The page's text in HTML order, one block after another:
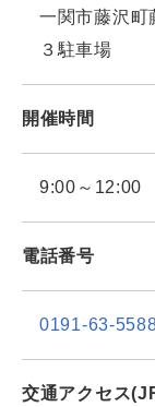
一関市藤沢
３駐車場
開催時間
9:00～12:00
電話番号
0191-63-
交通アクセス